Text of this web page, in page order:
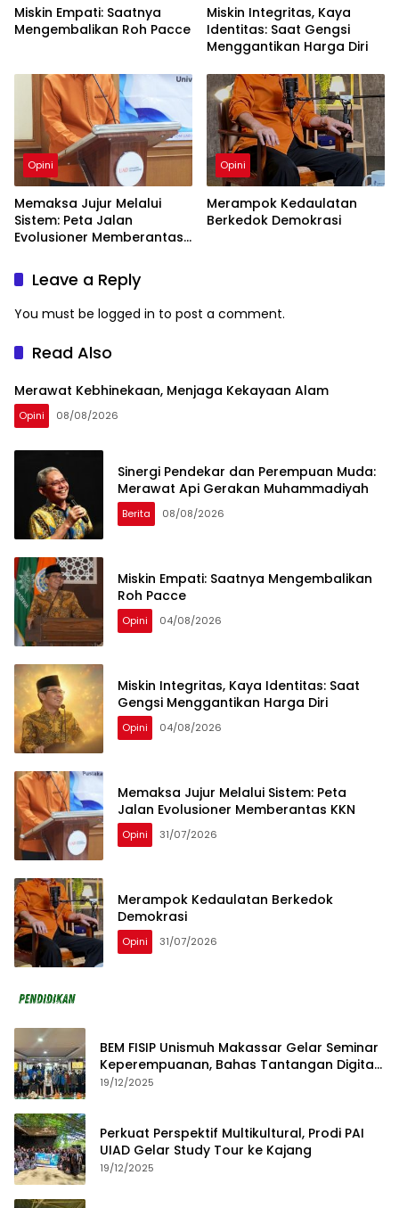
Miskin Empati: Saatnya
Mengembalikan Roh Pacce
Miskin Integritas, Kaya
Identitas: Saat Gengsi
Menggantikan Harga Diri
Opini
Memaksa Jujur Melalui
Sistem: Peta Jalan
Evolusioner Memberantas
Opini
Merampok Kedaulatan
Berkedok Demokrasi
Leave a Reply
You must be logged in to post a comment.
Read Also
Merawat Kebhinekaan, Menjaga Kekayaan Alam
Opini 08/08/2026
Sinergi Pendekar dan Perempuan Muda:
Merawat Api Gerakan Muhammadiyah
Berita 08/08/2026
Miskin Empati: Saatnya Mengembalikan
Roh Pacce
Opini 04/08/2026
Miskin Integritas, Kaya Identitas: Saat
Gengsi Menggantikan Harga Diri
Opini 04/08/2026
Memaksa Jujur Melalui Sistem: Peta
Jalan Evolusioner Memberantas KKN
Opini 31/07/2026
Merampok Kedaulatan Berkedok
Demokrasi
Opini 31/07/2026
BEM FISIP Unismuh Makassar Gelar Seminar
Keperempuanan, Bahas Tantangan Digital
dan Budaya Lokal
19/12/2025
Perkuat Perspektif Multikultural, Prodi PAI
UIAD Gelar Study Tour ke Kajang
19/12/2025